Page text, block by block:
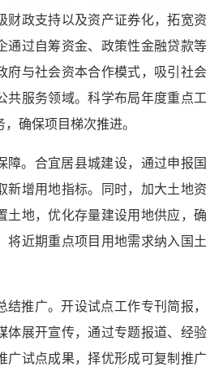
财政支持以及资产证券化，拓宽资
通过自筹资金、政策性金融贷款等
府与社会资本合作模式，吸引社会
共服务领域。科学布局年度重点工
确保项目梯次推进。
障。合宜居县城建设，通过申报国
新增用地指标。同时，加大土地资
土地，优化存量建设用地供应，确
将近期重点项目用地需求纳入国土
结推广。开设试点工作专刊简报，
体展开宣传，通过专题报道、经验
广试点成果，择优形成可复制推广